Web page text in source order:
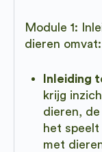
Module 1:
dieren omvat:
Inleiding
krijg
dieren,
het speelt
met